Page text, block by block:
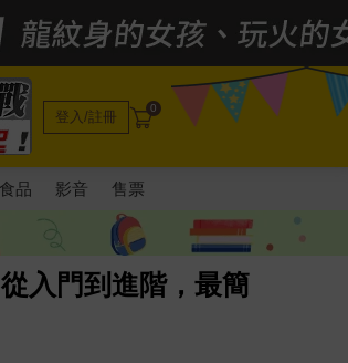
登入/註冊 0
品 影音 售票
入門到進階，最簡